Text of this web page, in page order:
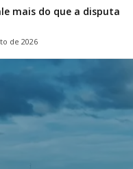
mais do que a disputa
de 2026